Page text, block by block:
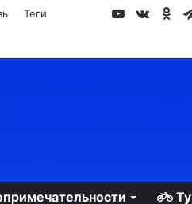
Теги vk.com
YouTube